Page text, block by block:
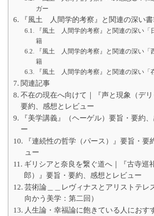
ガー
『風土 人間学的考察』と関連の深い書
『風土 人間学的考察』と関連の深い「
籍
『風土 人間学的考察』と関連の深い「
籍
『風土 人間学的考察』と関連の深い「
関連記事
不在の現在へ向けて｜『声と現象（デリ
要約、感想とレビュー
『美学講義』（ヘーゲル）要旨・要約
ー
『連続性の哲学（パース）』要旨・要
ュー
ギリシアと奈良を繋ぐ道へ｜『古寺巡
郎）』要旨・要約、感想とレビュー
芸術論＿＿レヴィナスとアリストテレ
向かう美学：第二回）
人生論・幸福論に飽きている人におす